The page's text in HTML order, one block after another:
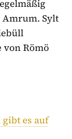
Amrum. Sylt
Römö
es auf